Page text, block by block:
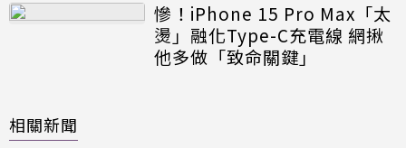
慘！iPhone 15 Pro Max「太
燙」融化Type-C充電線 網揪
他多做「致命關鍵」
相關新聞